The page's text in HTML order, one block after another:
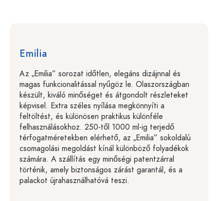
Emilia
Az „Emilia” sorozat időtlen, elegáns dizájnnal és
magas funkcionalitással nyűgöz le. Olaszországban
készült, kiváló minőséget és átgondolt részleteket
képvisel. Extra széles nyílása megkönnyíti a
feltöltést, és különösen praktikus különféle
felhasználásokhoz. 250-től 1000 ml-ig terjedő
térfogatméretekben elérhető, az „Emilia” sokoldalú
csomagolási megoldást kínál különböző folyadékok
számára. A szállítás egy minőségi patentzárral
történik, amely biztonságos zárást garantál, és a
palackot újrahasználhatóvá teszi.